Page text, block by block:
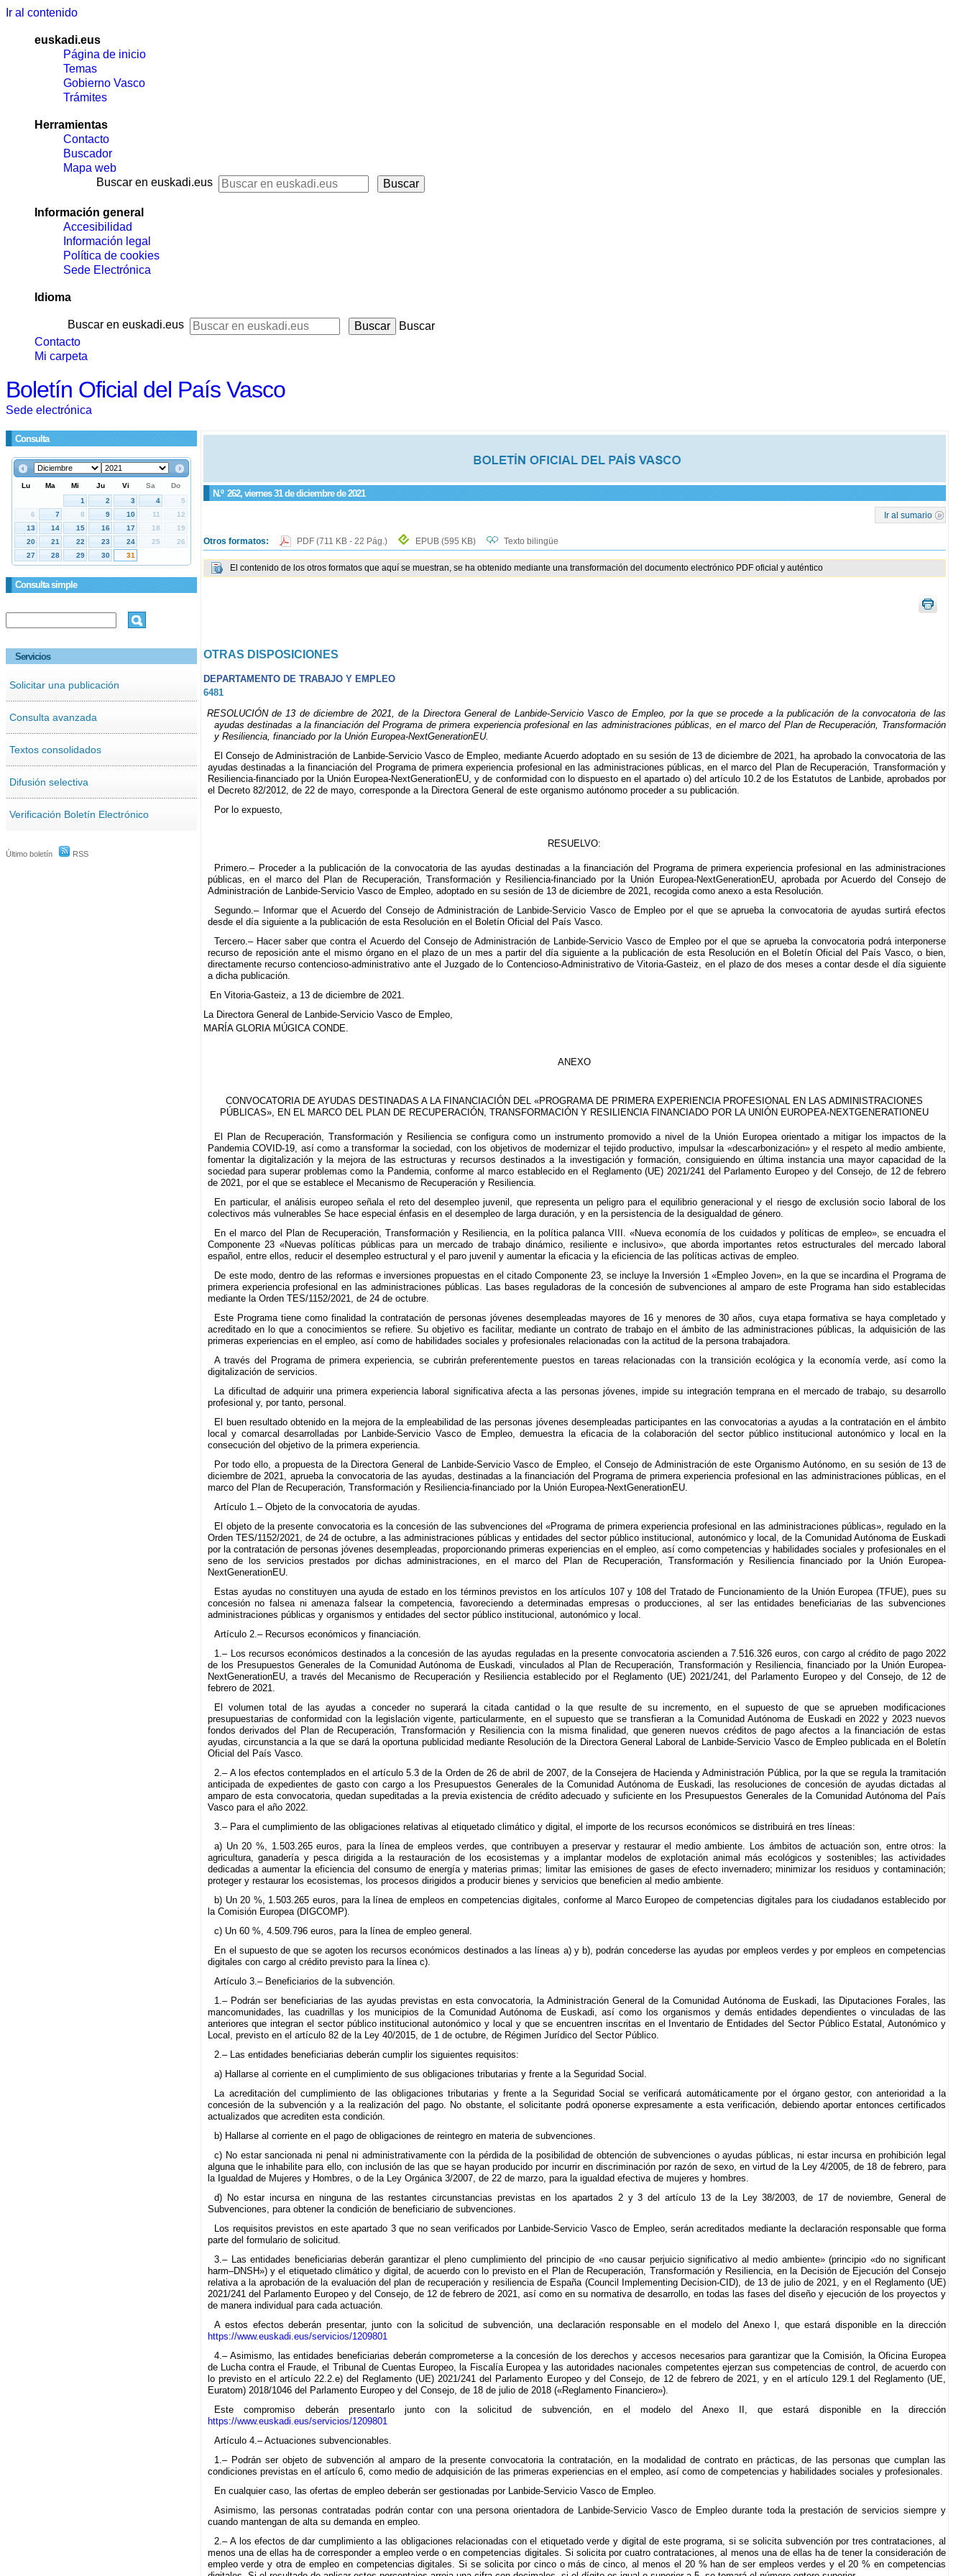
Ir al contenido
euskadi.eus
Página de inicio
Temas
Gobierno Vasco
Trámites
Herramientas
Contacto
Buscador
Mapa web
Buscar en euskadi.eus
Información general
Accesibilidad
Información legal
Política de cookies
Sede Electrónica
Idioma
Buscar en euskadi.eus
Buscar
Contacto
Mi carpeta
Boletín Oficial del País Vasco
Sede electrónica
Consulta
Consulta simple
Servicios
Solicitar una publicación
Consulta avanzada
Textos consolidados
Difusión selectiva
Verificación Boletín Electrónico
Último boletín RSS
N.º 262, viernes 31 de diciembre de 2021
Ir al sumario
Otros formatos: PDF (711 KB - 22 Pág.) EPUB (595 KB) Texto bilingüe
El contenido de los otros formatos que aquí se muestran, se ha obtenido mediante una transformación del documento electrónico PDF oficial y auténtico
OTRAS DISPOSICIONES
DEPARTAMENTO DE TRABAJO Y EMPLEO
6481
RESOLUCIÓN de 13 de diciembre de 2021, de la Directora General de Lanbide-Servicio Vasco de Empleo, por la que se procede a la publicación de la convocatoria de las
ayudas destinadas a la financiación del Programa de primera experiencia profesional en las administraciones públicas, en el marco del Plan de Recuperación, Transformación
y Resiliencia, financiado por la Unión Europea-NextGenerationEU.
El Consejo de Administración de Lanbide-Servicio Vasco de Empleo, mediante Acuerdo adoptado en su sesión de 13 de diciembre de 2021, ha aprobado la convocatoria de las
ayudas destinadas a la financiación del Programa de primera experiencia profesional en las administraciones públicas, en el marco del Plan de Recuperación, Transformación y
Resiliencia-financiado por la Unión Europea-NextGenerationEU, y de conformidad con lo dispuesto en el apartado o) del artículo 10.2 de los Estatutos de Lanbide, aprobados por
el Decreto 82/2012, de 22 de mayo, corresponde a la Directora General de este organismo autónomo proceder a su publicación.
Por lo expuesto,
RESUELVO:
Primero.– Proceder a la publicación de la convocatoria de las ayudas destinadas a la financiación del Programa de primera experiencia profesional en las administraciones
públicas, en el marco del Plan de Recuperación, Transformación y Resiliencia-financiado por la Unión Europea-NextGenerationEU, aprobada por Acuerdo del Consejo de
Administración de Lanbide-Servicio Vasco de Empleo, adoptado en su sesión de 13 de diciembre de 2021, recogida como anexo a esta Resolución.
Segundo.–
Informar que el Acuerdo del Consejo de Administración de Lanbide-Servicio Vasco de Empleo por el que se aprueba la convocatoria de ayudas surtirá efectos
desde el día siguiente a la publicación de esta Resolución en el Boletín Oficial del País Vasco.
Tercero.– Hacer saber que contra el Acuerdo del Consejo de Administración de Lanbide-Servicio Vasco de Empleo por el que se aprueba la convocatoria podrá interponerse
recurso de reposición ante el mismo órgano en el plazo de un mes a partir del día siguiente a la publicación de esta Resolución en el Boletín Oficial del País Vasco, o bien,
directamente recurso contencioso-administrativo ante el Juzgado de lo Contencioso-Administrativo de Vitoria-Gasteiz, en el plazo de dos meses a contar desde el día siguiente
a dicha publicación.
En Vitoria-Gasteiz, a 13 de diciembre de 2021.
La Directora General de Lanbide-Servicio Vasco de Empleo,
MARÍA GLORIA MÚGICA CONDE.
ANEXO
CONVOCATORIA DE AYUDAS DESTINADAS A LA FINANCIACIÓN DEL «PROGRAMA DE PRIMERA EXPERIENCIA PROFESIONAL EN LAS ADMINISTRACIONES
PÚBLICAS», EN EL MARCO DEL PLAN DE RECUPERACIÓN, TRANSFORMACIÓN Y RESILIENCIA FINANCIADO POR LA UNIÓN EUROPEA-NEXTGENERATIONEU
El Plan de Recuperación, Transformación y Resiliencia se configura como un instrumento promovido a nivel de la Unión Europea orientado a mitigar los impactos de la
Pandemia COVID-19, así como a transformar la sociedad, con los objetivos de modernizar el tejido productivo, impulsar la «descarbonización» y el respeto al medio ambiente,
fomentar la digitalización y la mejora de las estructuras y recursos destinados a la investigación y formación, consiguiendo en última instancia una mayor capacidad de la
sociedad para superar problemas como la Pandemia, conforme al marco establecido en el Reglamento (UE) 2021/241 del Parlamento Europeo y del Consejo, de 12 de febrero
de 2021, por el que se establece el Mecanismo de Recuperación y Resiliencia.
En particular, el análisis europeo señala el reto del desempleo juvenil, que representa un peligro para el equilibrio generacional y el riesgo de exclusión socio laboral de los
colectivos más vulnerables Se hace especial énfasis en el desempleo de larga duración, y en la persistencia de la desigualdad de género.
En el marco del Plan de Recuperación, Transformación y Resiliencia, en la política palanca VIII. «Nueva economía de los cuidados y políticas de empleo», se encuadra el
Componente 23 «Nuevas políticas públicas para un mercado de trabajo dinámico, resiliente e inclusivo», que aborda importantes retos estructurales del mercado laboral
español, entre ellos, reducir el desempleo estructural y el paro juvenil y aumentar la eficacia y la eficiencia de las políticas activas de empleo.
De este modo, dentro de las reformas e inversiones propuestas en el citado Componente 23, se incluye la Inversión 1 «Empleo Joven», en la que se incardina el Programa de
primera experiencia profesional en las administraciones públicas. Las bases reguladoras de la concesión de subvenciones al amparo de este Programa han sido establecidas
mediante la Orden TES/1152/2021, de 24 de octubre.
Este Programa tiene como finalidad la contratación de personas jóvenes desempleadas mayores de 16 y menores de 30 años, cuya etapa formativa se haya completado y
acreditado en lo que a conocimientos se refiere. Su objetivo es facilitar, mediante un contrato de trabajo en el ámbito de las administraciones públicas, la adquisición de las
primeras experiencias en el empleo, así como de habilidades sociales y profesionales relacionadas con la actitud de la persona trabajadora.
A través del Programa de primera experiencia, se cubrirán preferentemente puestos en tareas relacionadas con la transición ecológica y la economía verde, así como la
digitalización de servicios.
La dificultad de adquirir una primera experiencia laboral significativa afecta a las personas jóvenes, impide su integración temprana en el mercado de trabajo, su desarrollo
profesional y, por tanto, personal.
El buen resultado obtenido en la mejora de la empleabilidad de las personas jóvenes desempleadas participantes en las convocatorias a ayudas a la contratación en el ámbito
local y comarcal desarrolladas por Lanbide-Servicio Vasco de Empleo, demuestra la eficacia de la colaboración del sector público institucional autonómico y local en la
consecución del objetivo de la primera experiencia.
Por todo ello, a propuesta de la Directora General de Lanbide-Servicio Vasco de Empleo, el Consejo de Administración de este Organismo Autónomo, en su sesión de 13 de
diciembre de 2021, aprueba la convocatoria de las ayudas, destinadas a la financiación del Programa de primera experiencia profesional en las administraciones públicas, en el
marco del Plan de Recuperación, Transformación y Resiliencia-financiado por la Unión Europea-NextGenerationEU.
Artículo 1.– Objeto de la convocatoria de ayudas.
El objeto de la presente convocatoria es la concesión de las subvenciones del «Programa de primera experiencia profesional en las administraciones públicas», regulado en la
Orden TES/1152/2021, de 24 de octubre, a las administraciones públicas y entidades del sector público institucional, autonómico y local, de la Comunidad Autónoma de Euskadi
por la contratación de personas jóvenes desempleadas, proporcionando primeras experiencias en el empleo, así como competencias y habilidades sociales y profesionales en el
seno de los servicios prestados por dichas administraciones, en el marco del Plan de Recuperación, Transformación y Resiliencia financiado por la Unión Europea-
NextGenerationEU.
Estas ayudas no constituyen una ayuda de estado en los términos previstos en los artículos 107 y 108 del Tratado de Funcionamiento de la Unión Europea (TFUE), pues su
concesión no falsea ni amenaza falsear la competencia, favoreciendo a determinadas empresas o producciones, al ser las entidades beneficiarias de las subvenciones
administraciones públicas y organismos y entidades del sector público institucional, autonómico y local.
Artículo 2.– Recursos económicos y financiación.
1.– Los recursos económicos destinados a la concesión de las ayudas reguladas en la presente convocatoria ascienden a 7.516.326 euros, con cargo al crédito de pago 2022
de los Presupuestos Generales de la Comunidad Autónoma de Euskadi, vinculados al Plan de Recuperación, Transformación y Resiliencia, financiado por la Unión Europea-
NextGenerationEU, a través del Mecanismo de Recuperación y Resiliencia establecido por el Reglamento (UE) 2021/241, del Parlamento Europeo y del Consejo, de 12 de
febrero de 2021.
El volumen total de las ayudas a conceder no superará la citada cantidad o la que resulte de su incremento, en el supuesto de que se aprueben modificaciones
presupuestarias de conformidad con la legislación vigente, particularmente, en el supuesto que se transfieran a la Comunidad Autónoma de Euskadi en 2022 y 2023 nuevos
fondos derivados del Plan de Recuperación, Transformación y Resiliencia con la misma finalidad, que generen nuevos créditos de pago afectos a la financiación de estas
ayudas, circunstancia a la que se dará la oportuna publicidad mediante Resolución de la Directora General Laboral de Lanbide-Servicio Vasco de Empleo publicada en el Boletín
Oficial del País Vasco.
2.– A los efectos contemplados en el artículo 5.3 de la Orden de 26 de abril de 2007, de la Consejera de Hacienda y Administración Pública, por la que se regula la tramitación
anticipada de expedientes de gasto con cargo a los Presupuestos Generales de la Comunidad Autónoma de Euskadi, las resoluciones de concesión de ayudas dictadas al
amparo de esta convocatoria, quedan supeditadas a la previa existencia de crédito adecuado y suficiente en los Presupuestos Generales de la Comunidad Autónoma del País
Vasco para el año 2022.
3.– Para el cumplimiento de las obligaciones relativas al etiquetado climático y digital, el importe de los recursos económicos se distribuirá en tres líneas:
a) Un 20 %, 1.503.265 euros, para la línea de empleos verdes, que contribuyen a preservar y restaurar el medio ambiente. Los ámbitos de actuación son, entre otros: la
agricultura, ganadería y pesca dirigida a la restauración de los ecosistemas y a implantar modelos de explotación animal más ecológicos y sostenibles; las actividades
dedicadas a aumentar la eficiencia del consumo de energía y materias primas; limitar las emisiones de gases de efecto invernadero; minimizar los residuos y contaminación;
proteger y restaurar los ecosistemas, los procesos dirigidos a producir bienes y servicios que beneficien al medio ambiente.
b) Un 20 %, 1.503.265 euros, para la línea de empleos en competencias digitales, conforme al Marco Europeo de competencias digitales para los ciudadanos establecido por
la Comisión Europea (DIGCOMP).
c) Un 60 %, 4.509.796 euros, para la línea de empleo general.
En el supuesto de que se agoten los recursos económicos destinados a las líneas a) y b), podrán concederse las ayudas por empleos verdes y por empleos en competencias
digitales con cargo al crédito previsto para la línea c).
Artículo 3.– Beneficiarios de la subvención.
1.– Podrán ser beneficiarias de las ayudas previstas en esta convocatoria, la Administración General de la Comunidad Autónoma de Euskadi, las Diputaciones Forales, las
mancomunidades, las cuadrillas y los municipios de la Comunidad Autónoma de Euskadi, así como los organismos y demás entidades dependientes o vinculadas de las
anteriores que integran el sector público institucional autonómico y local y que se encuentren inscritas en el Inventario de Entidades del Sector Público Estatal, Autonómico y
Local, previsto en el artículo 82 de la Ley 40/2015, de 1 de octubre, de Régimen Jurídico del Sector Público.
2.– Las entidades beneficiarias deberán cumplir los siguientes requisitos:
a) Hallarse al corriente en el cumplimiento de sus obligaciones tributarias y frente a la Seguridad Social.
La acreditación del cumplimiento de las obligaciones tributarias y frente a la Seguridad Social se verificará automáticamente por el órgano gestor, con anterioridad a la
concesión de la subvención y a la realización del pago. No obstante, el solicitante podrá oponerse expresamente a esta verificación, debiendo aportar entonces certificados
actualizados que acrediten esta condición.
b) Hallarse al corriente en el pago de obligaciones de reintegro en materia de subvenciones.
c) No estar sancionada ni penal ni administrativamente con la pérdida de la posibilidad de obtención de subvenciones o ayudas públicas, ni estar incursa en prohibición legal
alguna que le inhabilite para ello, con inclusión de las que se hayan producido por incurrir en discriminación por razón de sexo, en virtud de la Ley 4/2005, de 18 de febrero, para
la Igualdad de Mujeres y Hombres, o de la Ley Orgánica 3/2007, de 22 de marzo, para la igualdad efectiva de mujeres y hombres.
d) No estar incursa en ninguna de las restantes circunstancias previstas en los apartados 2 y 3 del artículo 13 de la Ley 38/2003, de 17 de noviembre, General de
Subvenciones, para obtener la condición de beneficiario de subvenciones.
Los requisitos previstos en este apartado 3 que no sean verificados por Lanbide-Servicio Vasco de Empleo, serán acreditados mediante la declaración responsable que forma
parte del formulario de solicitud.
3.– Las entidades beneficiarias deberán garantizar el pleno cumplimiento del principio de «no causar perjuicio significativo al medio ambiente» (principio «do no significant
harm–DNSH») y el etiquetado climático y digital, de acuerdo con lo previsto en el Plan de Recuperación, Transformación y Resiliencia, en la Decisión de Ejecución del Consejo
relativa a la aprobación de la evaluación del plan de recuperación y resiliencia de España (Council Implementing Decision-CID), de 13 de julio de 2021, y en el Reglamento (UE)
2021/241 del Parlamento Europeo y del Consejo, de 12 de febrero de 2021, así como en su normativa de desarrollo, en todas las fases del diseño y ejecución de los proyectos y
de manera individual para cada actuación.
A estos efectos deberán presentar, junto con la solicitud de subvención, una declaración responsable en el modelo del Anexo I, que estará disponible en la dirección
https://www.euskadi.eus/servicios/1209801
4.– Asimismo, las entidades beneficiarias deberán comprometerse a la concesión de los derechos y accesos necesarios para garantizar que la Comisión, la Oficina Europea
de Lucha contra el Fraude, el Tribunal de Cuentas Europeo, la Fiscalía Europea y las autoridades nacionales competentes ejerzan sus competencias de control, de acuerdo con
lo previsto en el artículo 22.2.e) del Reglamento (UE) 2021/241 del Parlamento Europeo y del Consejo, de 12 de febrero de 2021, y en el artículo 129.1 del Reglamento (UE,
Euratom) 2018/1046 del Parlamento Europeo y del Consejo, de 18 de julio de 2018 («Reglamento Financiero»).
Este compromiso deberán presentarlo junto con la solicitud de subvención, en el modelo del Anexo II, que estará disponible en la dirección
https://www.euskadi.eus/servicios/1209801
Artículo 4.– Actuaciones subvencionables.
1.– Podrán ser objeto de subvención al amparo de la presente convocatoria la contratación, en la modalidad de contrato en prácticas, de las personas que cumplan las
condiciones previstas en el artículo 6, como medio de adquisición de las primeras experiencias en el empleo, así como de competencias y habilidades sociales y profesionales.
En cualquier caso, las ofertas de empleo deberán ser gestionadas por Lanbide-Servicio Vasco de Empleo.
Asimismo, las personas contratadas podrán contar con una persona orientadora de Lanbide-Servicio Vasco de Empleo durante toda la prestación de servicios siempre y
cuando mantengan de alta su demanda en empleo.
2.– A los efectos de dar cumplimiento a las obligaciones relacionadas con el etiquetado verde y digital de este programa, si se solicita subvención por tres contrataciones, al
menos una de ellas ha de corresponder a empleo verde o en competencias digitales. Si solicita por cuatro contrataciones, al menos una de ellas ha de tener la consideración de
empleo verde y otra de empleo en competencias digitales. Si se solicita por cinco o más de cinco, al menos el 20 % han de ser empleos verdes y el 20 % en competencias